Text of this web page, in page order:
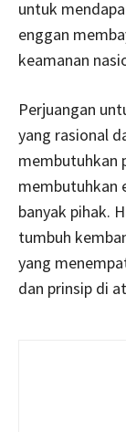
untuk
enggan
keamanan
Perjuangan
yang rasional
membutuhkan
membutuhkan
banyak pihak.
tumbuh
yang
dan prinsip di